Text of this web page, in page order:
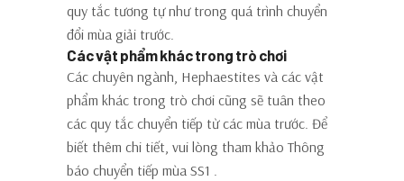
quy tắc tương tự như trong quá trình chuyển
đổi mùa giải trước.
Các vật phẩm khác trong trò chơi
Các chuyên ngành, Hephaestites và các vật
phẩm khác trong trò chơi cũng sẽ tuân theo
các quy tắc chuyển tiếp từ các mùa trước. Để
biết thêm chi tiết, vui lòng tham khảo Thông
báo chuyển tiếp mùa SS1 .